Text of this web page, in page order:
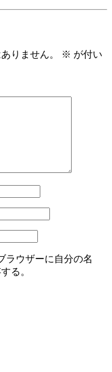
りません。 ※ が付い
ラウザーに自分の名
る。